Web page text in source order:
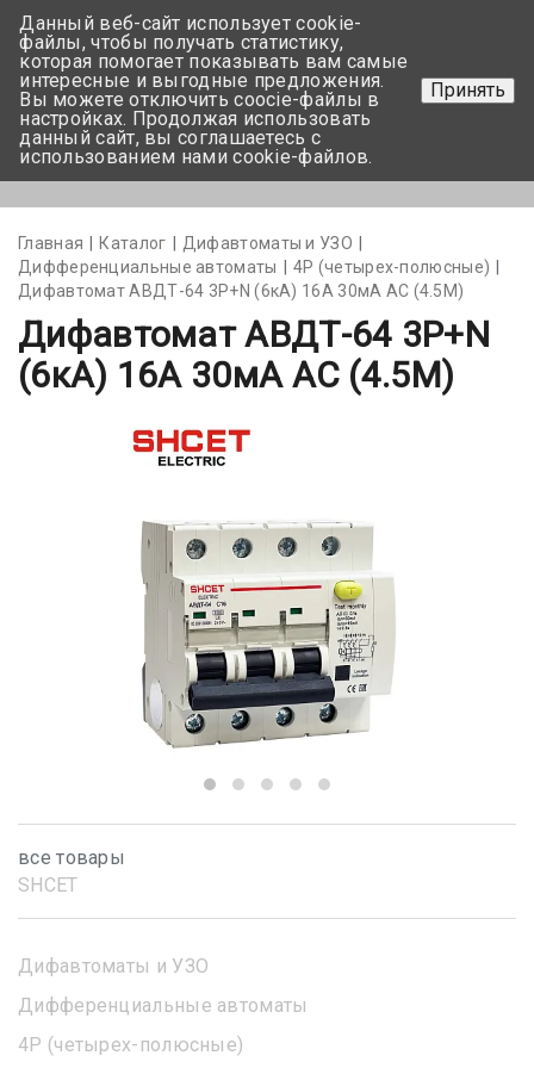
+375 17-350-99-56
+375 44-752-82-08
Задать вопрос
Главная Каталог
Дифавтоматы и УЗО
Дифференциальные автоматы
4Р (четырех-полюсные)
Дифавтомат АВДТ-64 3P+N (6кА) 16А 30мА АС (4.5М)
Дифавтомат АВДТ-64 3P+N
(6кА) 16А 30мА АС (4.5М)
все товары
SHСET
Дифавтоматы и УЗО
Дифференциальные автоматы
4Р (четырех-полюсные)
Данный веб-сайт использует cookie-
файлы, чтобы получать статистику,
которая помогает показывать вам самые
интересные и выгодные предложения.
Вы можете отключить coocie-файлы в
настройках. Продолжая использовать
данный сайт, вы соглашаетесь с
использованием нами cookie-файлов.
Принять